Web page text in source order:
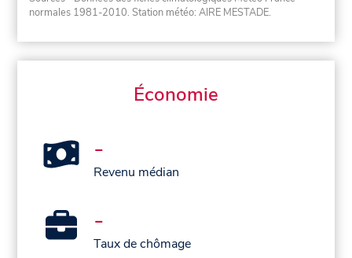
normales 1981-2010. Station météo: AIRE MESTADE.
Économie
-
Revenu médian
-
Taux de chômage